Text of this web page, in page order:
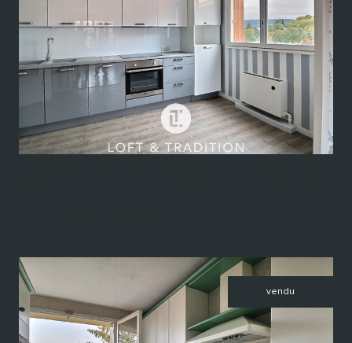
voir le bien
vendu